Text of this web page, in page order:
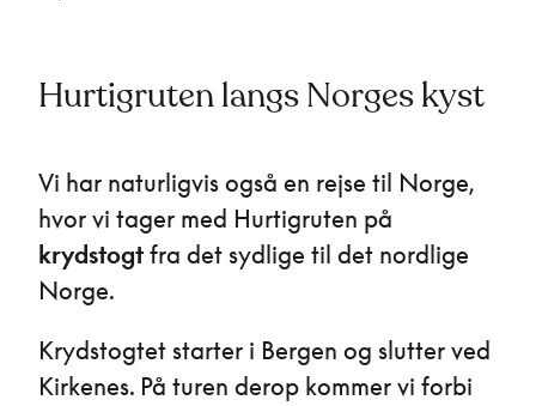
Hurtigruten langs Norges kyst
Vi har naturligvis også en rejse til Norge,
hvor vi tager med Hurtigruten på
krydstogt fra det sydlige til det nordlige
Norge.
Krydstogtet starter i Bergen og slutter ved
Kirkenes. På turen derop kommer vi forbi